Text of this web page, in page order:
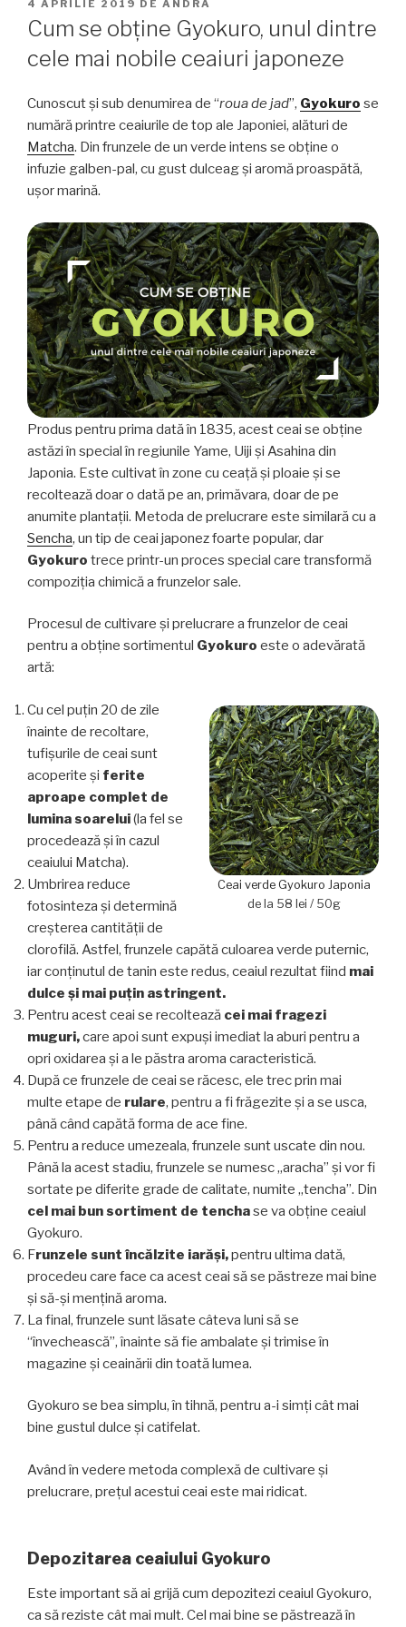
PE
4 APRILIE 2019 DE ANDRA
Cum se obține Gyokuro, unul dintre
cele mai nobile ceaiuri japoneze
Cunoscut și sub denumirea de “roua de jad”, Gyokuro se
numără printre ceaiurile de top ale Japoniei, alături de
Matcha. Din frunzele de un verde intens se obține o
infuzie galben-pal, cu gust dulceag și aromă proaspătă,
ușor marină.
Produs pentru prima dată în 1835, acest ceai se obține
astăzi în special în regiunile Yame, Uiji și Asahina din
Japonia. Este cultivat în zone cu ceață și ploaie și se
recoltează doar o dată pe an, primăvara, doar de pe
anumite plantații. Metoda de prelucrare este similară cu a
Sencha, un tip de ceai japonez foarte popular, dar
Gyokuro trece printr-un proces special care transformă
compoziția chimică a frunzelor sale.
Procesul de cultivare și prelucrare a frunzelor de ceai
pentru a obține sortimentul Gyokuro este o adevărată
artă:
Ceai verde Gyokuro Japonia
de la 58 lei / 50g
Cu cel puțin 20 de zile
înainte de recoltare,
tufișurile de ceai sunt
acoperite și ferite
aproape complet de
lumina soarelui(la fel se
procedează și în cazul
ceaiului Matcha).
Umbrirea reduce
fotosinteza și determină
creșterea cantității de
clorofilă. Astfel, frunzele capătă culoarea verde puternic,
iar conținutul de tanin este redus, ceaiul rezultat fiind mai
dulce și mai puțin astringent.
Pentru acest ceai se recoltează cei mai fragezi
muguri,care apoi sunt expuși imediat la aburi pentru a
opri oxidarea și a le păstra aroma caracteristică.
După ce frunzele de ceai se răcesc, ele trec prin mai
multe etape de rulare, pentru a fi frăgezite și a se usca,
până când capătă forma de ace fine.
Pentru a reduce umezeala, frunzele sunt uscate din nou.
Până la acest stadiu, frunzele se numesc „aracha” și vor fi
sortate pe diferite grade de calitate, numite „tencha”. Din
cel mai bun sortiment de tenchase va obține ceaiul
Gyokuro.
Frunzele sunt încălzite iarăși,pentru ultima dată,
procedeu care face ca acest ceai să se păstreze mai bine
și să-și mențină aroma.
La final, frunzele sunt lăsate câteva luni să se
“învechească”, înainte să fie ambalate și trimise în
magazine și ceainării din toată lumea.
Gyokuro se bea simplu, în tihnă, pentru a-i simți cât mai
bine gustul dulce și catifelat.
Având în vedere metoda complexă de cultivare și
prelucrare, prețul acestui ceai este mai ridicat.
Depozitarea ceaiului Gyokuro
Este important să ai grijă cum depozitezi ceaiul Gyokuro,
ca să reziste cât mai mult. Cel mai bine se păstrează în